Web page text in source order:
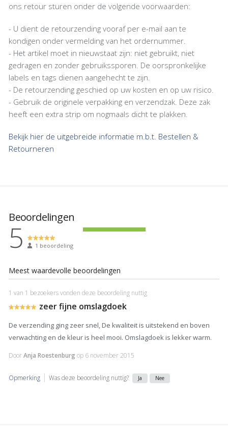
ons retour sturen onder de volgende voorwaarden:
- U dient de retourzending vooraf per e-mail aan te
kondigen onder vermelding van het ordernummer.
- Het artikel moet in nieuwstaat zijn: niet gebruikt, niet
gedragen en zonder gebruikssporen. De oorspronkelijke
labels en tags dienen aangehecht te zijn.
- De retourzending geschied op uw kosten en op uw risico.
- Gebruik de originele verpakking en verzendzak. Deze zak
heeft een extra strip om nogmaals dicht te plakken.
Bekijk hier de uitgebreide informatie m.b.t. Bestellen &
Retourneren
Beoordelingen
5 1 beoordeling
Meest waardevolle beoordelingen
1 van 1 bezoekers vonden deze beoordeling nuttig
zeer fijne omslagdoek
De verzending ging zeer snel, De kwaliteit is uitstekend en boven
verwachting en de kleur is heel mooi. Omslagdoek is lekker warm.
DoorAnja Roestenburg op 6 november 2015
Opmerking Was deze beoordeling nuttig? Ja Nee